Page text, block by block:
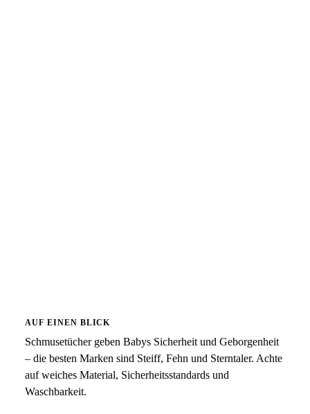
AUF EINEN BLICK
Schmusetücher geben Babys Sicherheit und Geborgenheit
– die besten Marken sind Steiff, Fehn und Sterntaler. Achte
auf weiches Material, Sicherheitsstandards und
Waschbarkeit.